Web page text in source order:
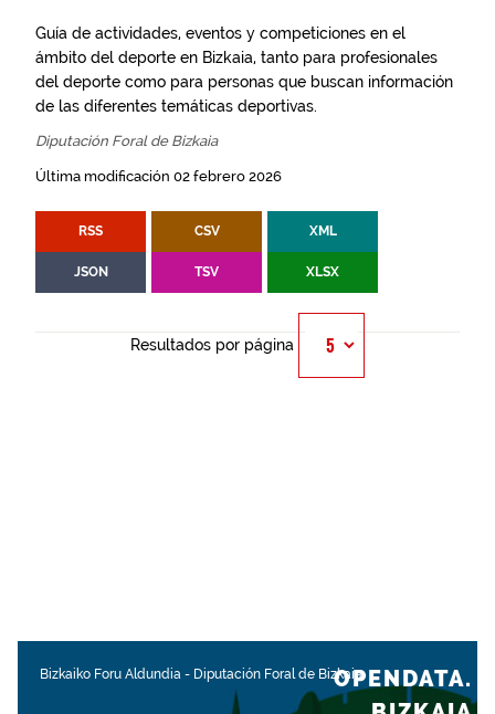
Guía de actividades, eventos y competiciones en el
ámbito del deporte en Bizkaia, tanto para profesionales
del deporte como para personas que buscan información
de las diferentes temáticas deportivas.
Diputación Foral de Bizkaia
Última modificación 02 febrero 2026
RSS CSV XML
JSON TSV XLSX
Resultados por página
Bizkaiko Foru Aldundia - Diputación Foral de BizkaiaOPENDATA.